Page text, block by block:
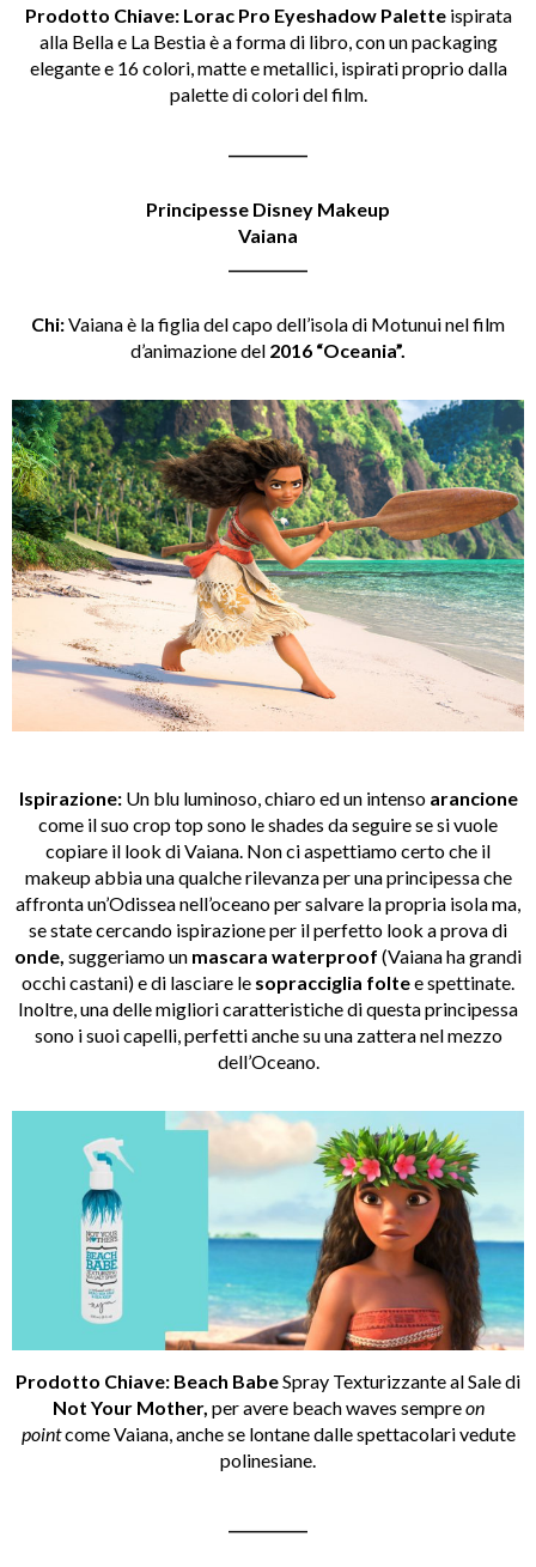
Prodotto Chiave: Lorac Pro Eyeshadow Paletteispirata
alla Bella e La Bestia è a forma di libro, con un packaging
elegante e 16 colori, matte e metallici, ispirati proprio dalla
palette di colori del film.
Principesse Disney Makeup
Vaiana
Chi:Vaiana è la figlia del capo dell’isola di Motunui nel film
d’animazione del 2016 “Oceania”.
Ispirazione: Un blu luminoso, chiaro ed un intenso arancione
come il suo crop top sono le shades da seguire se si vuole
copiare il look di Vaiana. Non ci aspettiamo certo che il
makeup abbia una qualche rilevanza per una principessa che
affronta un’Odissea nell’oceano per salvare la propria isola ma,
se state cercando ispirazione per il perfetto look a prova di
onde, suggeriamo un mascara waterproof (Vaiana ha grandi
occhi castani) e di lasciare le sopracciglia foltee spettinate.
Inoltre, una delle migliori caratteristiche di questa principessa
sono i suoi capelli, perfetti anche su una zattera nel mezzo
dell’Oceano.
Prodotto Chiave: Beach BabeSpray Texturizzante al Sale di
Not Your Mother, per avere beach waves sempreon
pointcome Vaiana, anche se lontane dalle spettacolari vedute
polinesiane.